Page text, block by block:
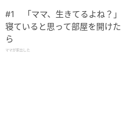
#1 「ママ、生きてるよね？」
寝ていると思って部屋を開けた
ら
ママが家出した